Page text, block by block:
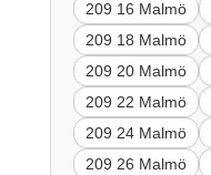
209 16 Malmö
209 18 Malmö
209 20 Malmö
209 22 Malmö
209 24 Malmö
209 26 Malmö